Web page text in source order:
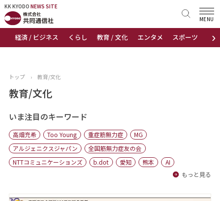
KK KYODO NEWS SITE
›
経済 / ビジネス くらし 教育 / 文化 エンタメ スポーツ 地域
MENU
KK KYODONEWS SITE
トップページ
ニュース
おすすめコンテンツ
出版物
会社概要
トップ › 教育/文化
教育/文化
いま注目のキーワード
高畑充希 Too Young 重症筋無力症
MG
アルジェニクスジャパン
全国筋無力症友の会
NTTコミュニケーションズ
b.dot 愛知 熊本
AI
もっと見る